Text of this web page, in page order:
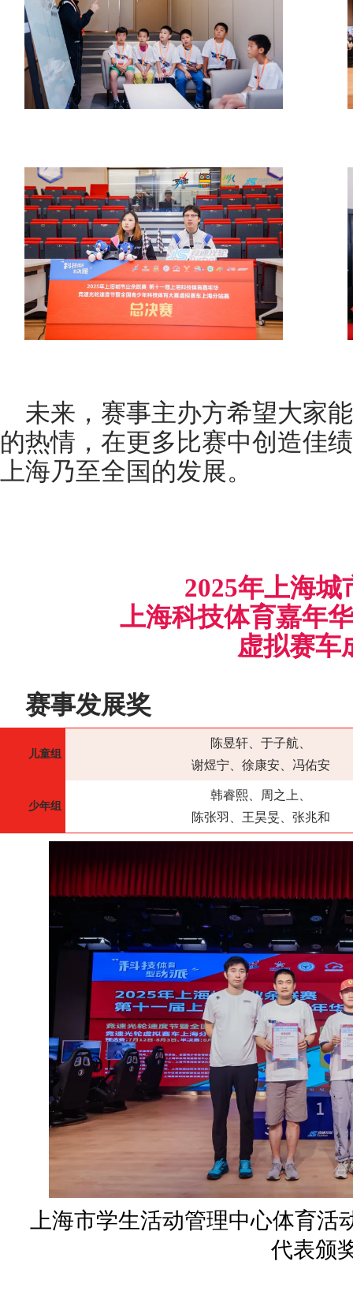
未来，赛事主办方希望大家
的热情，在更多比赛中创造佳
上海乃至全国的发展。
2025年上海城
上海科技体育嘉年
虚拟赛车
赛事发展奖
儿童组
陈昱轩、于子航、
谢煜宁、徐康安、冯佑安
少年组
韩睿熙、周之上、
陈张羽、王昊旻、张兆和
上海市学生活动管理中心体育
代表颁